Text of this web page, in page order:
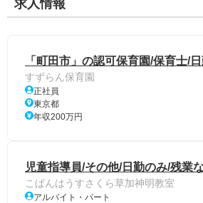
求人情報
「町田市」の認可保育園/保育士/
すずらん保育園
正社員
東京都
年収200万円
児童指導員/その他/日勤のみ/残業
こぱんはうすさくら草加神明教室
アルバイト・パート